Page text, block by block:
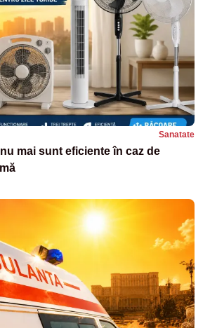
Sanatate
mai sunt eficiente în caz de